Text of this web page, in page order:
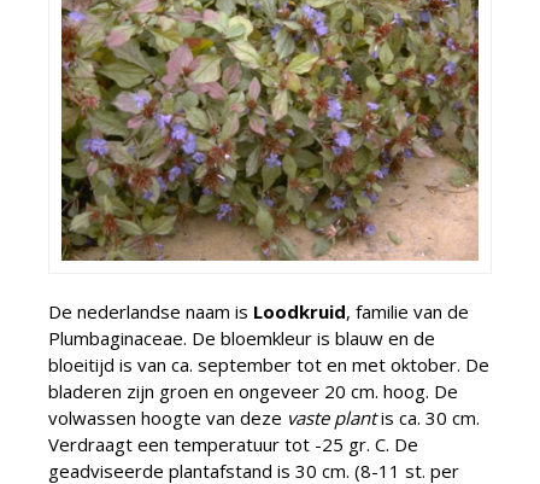
De nederlandse naam is Loodkruid, familie van de
Plumbaginaceae. De bloemkleur is blauw en de
bloeitijd is van ca. september tot en met oktober. De
bladeren zijn groen en ongeveer 20 cm. hoog. De
volwassen hoogte van deze vaste plantis ca. 30 cm.
Verdraagt een temperatuur tot -25 gr. C. De
geadviseerde plantafstand is 30 cm. (8-11 st. per